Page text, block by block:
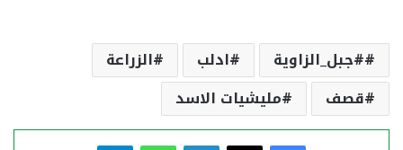
#جبل_الزاوية ادلب
الزراعة
قصف
مليشيات الاسد
فيسبوك لينكدإن واتساب